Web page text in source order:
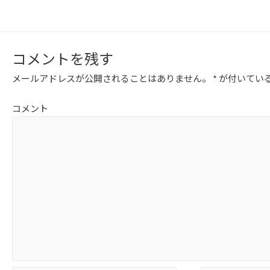
コメントを残す
メールアドレスが公開されることはありません。 * が付いてい
コメント